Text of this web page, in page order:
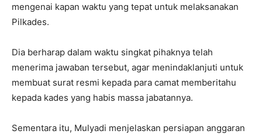
mengenai kapan waktu yang tepat untuk melaksanakan
Pilkades.
Dia berharap dalam waktu singkat pihaknya telah
menerima jawaban tersebut, agar menindaklanjuti untuk
membuat surat resmi kepada para camat memberitahu
kepada kades yang habis massa jabatannya.
Sementara itu, Mulyadi menjelaskan persiapan anggaran